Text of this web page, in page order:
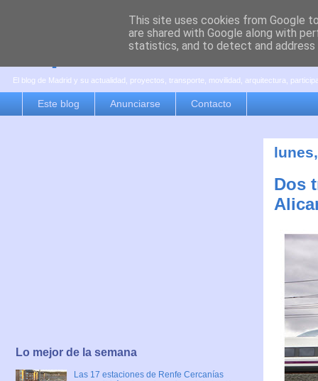
es por madrid
El blog de Madrid y su actualidad, proyectos, transporte, movilidad, arquitectura,
Este blog Anunciarse Contacto
Dos
Lo mejor de la semana
Las 17 estaciones de Renfe Cercanías
This site uses cookies from Google
are shared with Google along with
statistics, and to detect and address